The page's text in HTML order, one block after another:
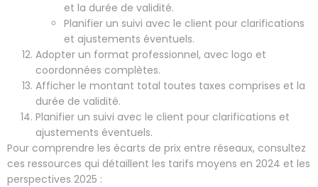
et la durée de validité.
Planifier un suivi avec le client pour clarifications
et ajustements éventuels.
Adopter un format professionnel, avec logo et
coordonnées complètes.
Afficher le montant total toutes taxes comprises et la
durée de validité.
Planifier un suivi avec le client pour clarifications et
ajustements éventuels.
Pour comprendre les écarts de prix entre réseaux, consultez
ces ressources qui détaillent les tarifs moyens en 2024 et les
perspectives 2025 :